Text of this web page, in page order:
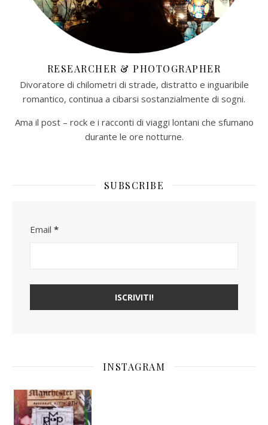
RESEARCHER & PHOTOGRAPHER
Divoratore di chilometri di strade, distratto e inguaribile
romantico, continua a cibarsi sostanzialmente di sogni.
Ama il post – rock e i racconti di viaggi lontani che sfumano
durante le ore notturne.​
SUBSCRIBE
Email *
INSTAGRAM